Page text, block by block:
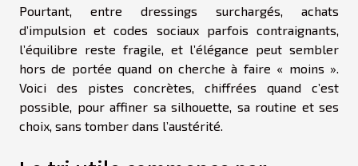
Pourtant, entre dressings surchargés, achats
d’impulsion et codes sociaux parfois contraignants,
l’équilibre reste fragile, et l’élégance peut sembler
hors de portée quand on cherche à faire « moins ».
Voici des pistes concrètes, chiffrées quand c’est
possible, pour affiner sa silhouette, sa routine et ses
choix, sans tomber dans l’austérité.